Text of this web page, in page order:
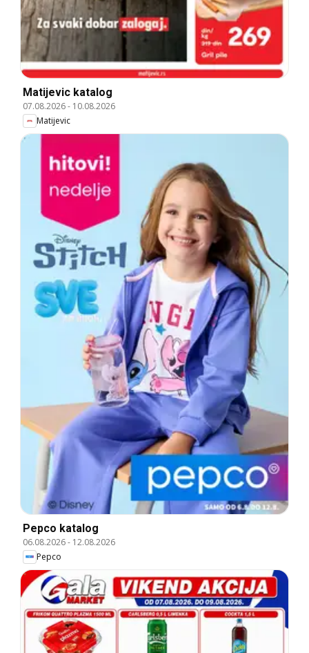
Matijevic katalog
07.08.2026- 10.08.2026
Matijevic
Pepco katalog
06.08.2026- 12.08.2026
Pepco